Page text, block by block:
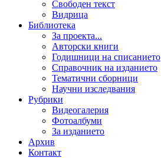
Свободен текст
Видрица
Библиотека
За проекта...
Авторски книги
Годишници на списанието
Справочник на изданието
Тематични сборници
Научни изследвания
Рубрики
Видеогалерия
Фотоалбуми
За изданието
Архив
Контакт